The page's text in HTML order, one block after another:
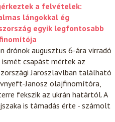
a felvételek:
lángokkal ég
egyik legfontosabb
drónok augusztus 6-ára virradó
csapást mértek az
Jaroszlavlban található
Janosz olajfinomítóra,
fekszik az ukrán határtól. A
is támadás érte - számolt